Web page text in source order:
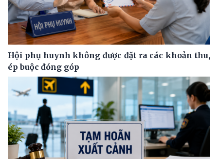
Hội phụ huynh không được đặt ra các khoản thu,
ép buộc đóng góp